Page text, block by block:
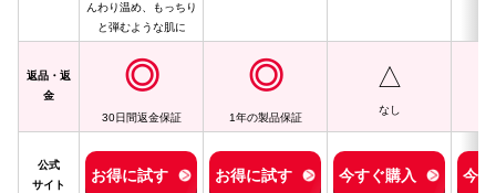
んわり温め、もっちり
と弾むような肌に
返品・返
金
◎
30日間返金保証
◎
1年の製品保証
△
なし
公式
サイト
お得に試す お得に試す 今すぐ購入 今